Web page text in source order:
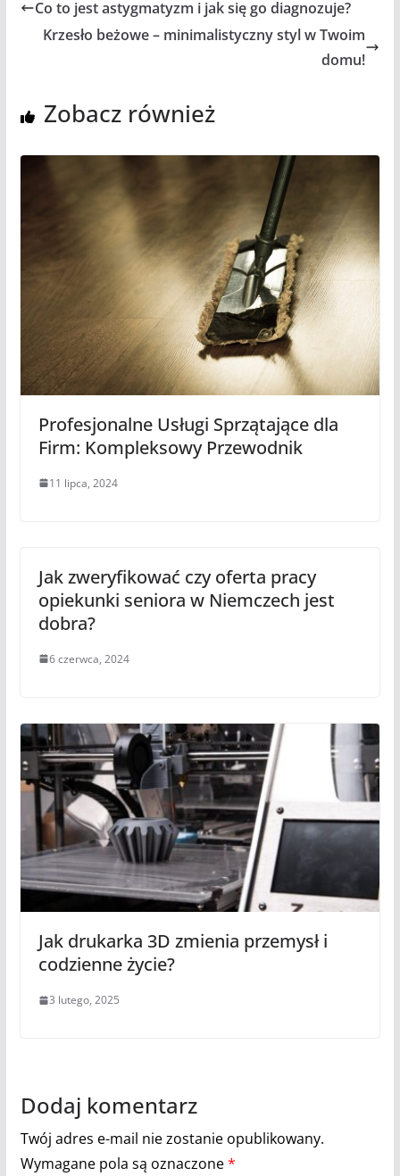
Co to jest astygmatyzm i jak się go diagnozuje?
Krzesło beżowe – minimalistyczny styl w Twoim
domu!
Zobacz również
Profesjonalne Usługi Sprzątające dla
Firm: Kompleksowy Przewodnik
11 lipca, 2024
Jak zweryfikować czy oferta pracy
opiekunki seniora w Niemczech jest
dobra?
6 czerwca, 2024
Jak drukarka 3D zmienia przemysł i
codzienne życie?
3 lutego, 2025
Dodaj komentarz
Twój adres e-mail nie zostanie opublikowany.
Wymagane pola są oznaczone*